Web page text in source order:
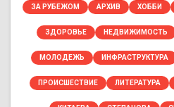
ЗА РУБЕЖОМ АРХИВ ХОББИ
ЗДОРОВЬЕ НЕДВИЖИМОСТЬ
МОЛОДЕЖЬ ИНФРАСТРУКТУРА
ПРОИСШЕСТВИЕ ЛИТЕРАТУРА